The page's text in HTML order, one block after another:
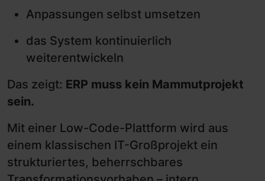
Anpassungen selbst umsetzen
das System kontinuierlich
weiterentwickeln
Das zeigt: ERP muss kein Mammutprojekt
sein.
Mit einer Low-Code-Plattform wird aus
einem klassischen IT-Großprojekt ein
strukturiertes, beherrschbares